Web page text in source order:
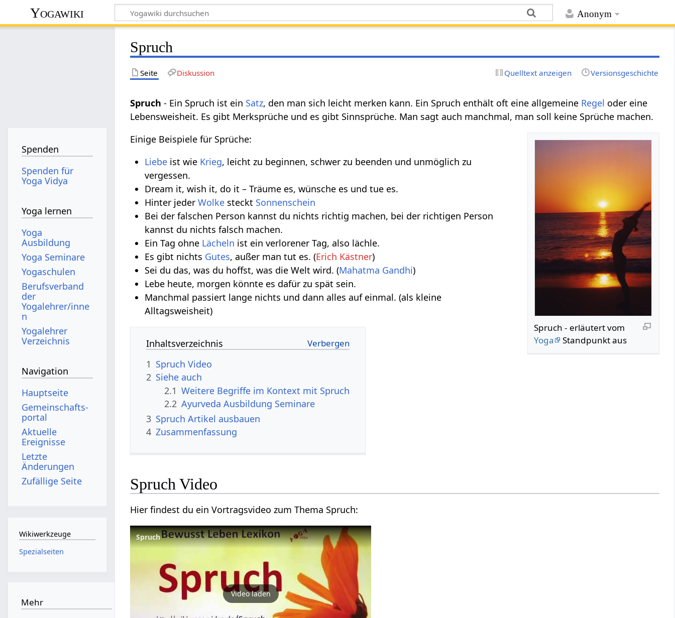
Anonym
Yogawiki
Spruch
Seite Diskussion Quelltext anzeigen Versionsgeschichte
Spruch‏‎- Ein Spruch ist ein Satz, den man sich leicht merken kann. Ein Spruch enthält oft eine allgemeine Regel oder eine
Lebensweisheit. Es gibt Merksprüche und es gibt Sinnsprüche. Man sagt auch manchmal, man soll keine Sprüche machen.
Spruch‏‎ - erläutert vom
Yoga
Standpunkt aus
Einige Beispiele für Sprüche:
Liebe ist wie Krieg, leicht zu beginnen, schwer zu beenden und unmöglich zu
vergessen.
Dream it, wish it, do it – Träume es, wünsche es und tue es.
Hinter jederWolke steckt Sonnenschein
Bei der falschen Person kannst du nichts richtig machen, bei der richtigen Person
kannst du nichts falsch machen.
Ein Tag ohne Lächeln ist ein verlorener Tag, also lächle.
Es gibt nichts Gutes, außer man tut es. (Erich Kästner)
Sei du das, was du hoffst, was die Welt wird. (Mahatma Gandhi)
Lebe heute, morgen könnte es dafür zu spät sein.
Manchmal passiert lange nichts und dann alles auf einmal. (als kleine
Alltagsweisheit)
Inhaltsverzeichnis
1
Spruch‏‎ Video
2 Siehe auch
2.1
2.2 Ayurveda Ausbildung Seminare
3
Spruch‏‎ Artikel ausbauen
4 Zusammenfassung
Spruch‏‎ Video
Hier findest du ein Vortragsvideo zum Thema Spruch‏‎:
Spruch
Video laden
Spenden
Spenden für
Yoga Vidya
Yoga lernen
Yoga
Ausbildung
Yoga Seminare
Yogaschulen
Berufsverband
der
Yogalehrer/inne
n
Yogalehrer
Verzeichnis
Navigation
Hauptseite
Gemeinschafts­
portal
Aktuelle
Ereignisse
Letzte
Änderungen
Zufällige Seite
Wikiwerkzeuge
Spezialseiten
Mehr